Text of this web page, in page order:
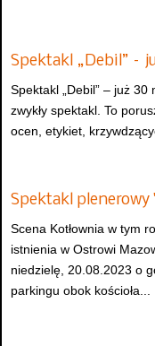
Spektakl „Debil” –
Spektakl „Debil” – już
zwykły spektakl. To
ocen, etykiet,
Spektakl plenerowy
Scena Kotłownia w tym
istnienia w Ostrowi
niedzielę, 20.08.2023 o
parkingu obok kościoła...